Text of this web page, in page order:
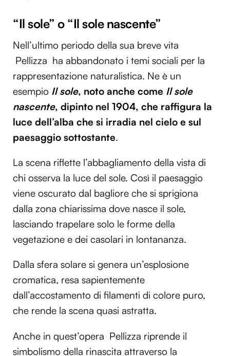
“Il sole” o “Il sole nascente”
Nell’ultimo periodo della sua breve vita
Pellizza ha abbandonato i temi sociali per la
rappresentazione naturalistica. Ne è un
esempio Il sole, noto anche come Il sole
nascente, dipinto nel 1904, che raffigura la
luce dell’alba che si irradia nel cielo e sul
paesaggio sottostante.
La scena riflette l’abbagliamento della vista di
chi osserva la luce del sole. Così il paesaggio
viene oscurato dal bagliore che si sprigiona
dalla zona chiarissima dove nasce il sole,
lasciando trapelare solo le forme della
vegetazione e dei casolari in lontananza.
Dalla sfera solare si genera un’esplosione
cromatica, resa sapientemente
dall’accostamento di filamenti di colore puro,
che rende la scena quasi astratta.
Anche in quest’opera Pellizza riprende il
simbolismo della rinascita attraverso la